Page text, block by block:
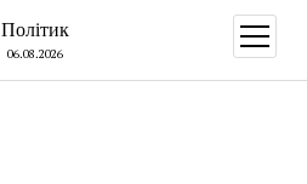
Політик
06.08.2026
open
menu